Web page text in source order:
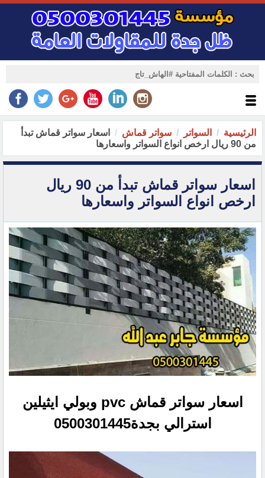
الرئيسية السواتر سواتر قماش
اسعار سواتر قماش تبدأ
من 90 ريال ارخص انواع السواتر واسعارها
اسعار سواتر قماش تبدأ من 90 ريال
ارخص انواع السواتر واسعارها
اسعار سواتر قماش pvc وبولي ايثيلين
استرالي بجدة0500301445